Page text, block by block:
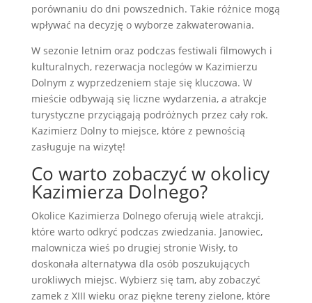
porównaniu do dni powszednich. Takie różnice mogą
wpływać na decyzję o wyborze zakwaterowania.
W sezonie letnim oraz podczas festiwali filmowych i
kulturalnych, rezerwacja noclegów w Kazimierzu
Dolnym z wyprzedzeniem staje się kluczowa. W
mieście odbywają się liczne wydarzenia, a atrakcje
turystyczne przyciągają podróżnych przez cały rok.
Kazimierz Dolny to miejsce, które z pewnością
zasługuje na wizytę!
Co warto zobaczyć w okolicy
Kazimierza Dolnego?
Okolice Kazimierza Dolnego oferują wiele atrakcji,
które warto odkryć podczas zwiedzania. Janowiec,
malownicza wieś po drugiej stronie Wisły, to
doskonała alternatywa dla osób poszukujących
urokliwych miejsc. Wybierz się tam, aby zobaczyć
zamek z XIII wieku oraz piękne tereny zielone, które